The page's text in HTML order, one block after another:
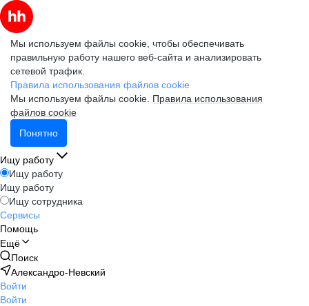
Мы используем файлы cookie, чтобы обеспечивать
правильную работу нашего веб-сайта и анализировать
сетевой трафик.
Правила использования файлов cookie
Мы используем файлы cookie. Правила использования
файлов cookie
Понятно
Ищу работу
Ищу работу
Ищу работу
Ищу сотрудника
Сервисы
Помощь
Ещё
Поиск
Александро-Невский
Войти
Войти